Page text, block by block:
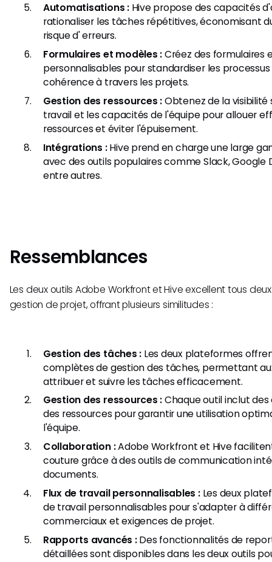
Automatisations :Hive propose des capacités
rationaliser les tâches répétitives, économisant
risque d' erreurs.
Formulaires et modèles :Créez des formulaires
personnalisables pour standardiser les
cohérence à travers les projets.
Gestion des ressources :Obtenez de la visibilité
travail et les capacités de l'équipe pour allouer
ressources et éviter l'épuisement.
Intégrations :Hive prend en charge une large
avec des outils populaires comme Slack, Google
entre autres.
Ressemblances
Les deux outils Adobe Workfront et Hive excellent tous
gestion de projet, offrant plusieurs similitudes :
Gestion des tâches : Les deux plateformes
complètes de gestion des tâches, permettant
attribuer et suivre les tâches efficacement.
Gestion des ressources :Chaque outil inclut
des ressources pour garantir une utilisation
l'équipe.
Collaboration :Adobe Workfront et Hive
couture grâce à des outils de communication
documents.
Flux de travail personnalisables :Les deux
de travail personnalisables pour s'adapter à
commerciaux et exigences de projet.
Rapports avancés :Des fonctionnalités de
détaillées sont disponibles dans les deux outils